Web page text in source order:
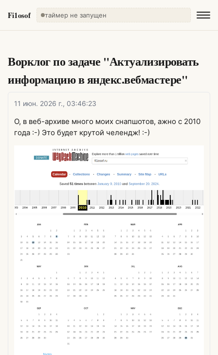
Fi1osof таймер не запущен
Ворклог по задаче "Актуализировать
информацию в яндекс.вебмастере"
11 июн. 2026 г., 03:46:23
О, в веб-архиве много моих снапшотов, ажно с 2010
года :-) Это будет крутой челендж! :-)